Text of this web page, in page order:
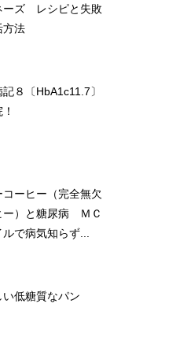
ーズ レシピと失敗
方法
８〔HbA1c11.7〕
コーヒー（完全無欠
ー）と糖尿病 ＭＣ
ルで病気知らず...
い低糖質なパン